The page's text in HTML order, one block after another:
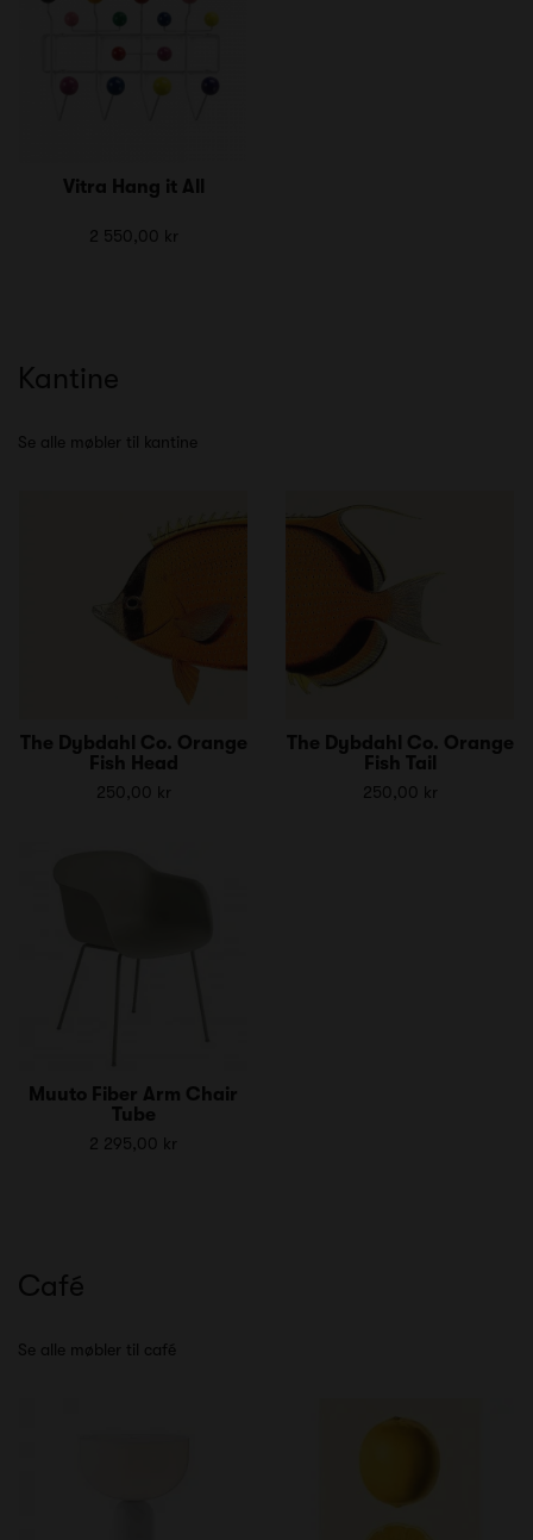
Vitra Hang it All
2 550,00 kr
Kantine
Se alle møbler til kantine
The Dybdahl Co. Orange
Fish Head
250,00 kr
The Dybdahl Co. Orange
Fish Tail
250,00 kr
Muuto Fiber Arm Chair
Tube
2 295,00 kr
Café
Se alle møbler til café